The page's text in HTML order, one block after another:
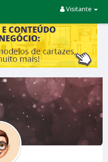
Visitante